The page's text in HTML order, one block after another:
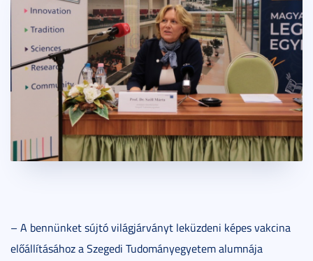
– A bennünket sújtó világjárványt leküzdeni képes vakcina
előállításához a Szegedi Tudományegyetem alumnája